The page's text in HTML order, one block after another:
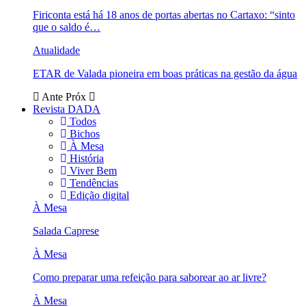
Firiconta está há 18 anos de portas abertas no Cartaxo: “sinto
que o saldo é…
Atualidade
ETAR de Valada pioneira em boas práticas na gestão da água
Ante Próx
Revista DADA
Todos
Bichos
À Mesa
História
Viver Bem
Tendências
Edição digital
À Mesa
Salada Caprese
À Mesa
Como preparar uma refeição para saborear ao ar livre?
À Mesa